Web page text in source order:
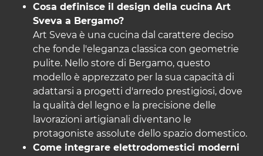
Cosa definisce il design della cucina Art
Sveva a Bergamo?
Art Sveva è una cucina dal carattere deciso
che fonde l'eleganza classica con geometrie
pulite. Nello store di Bergamo, questo
modello è apprezzato per la sua capacità di
adattarsi a progetti d'arredo prestigiosi, dove
la qualità del legno e la precisione delle
lavorazioni artigianali diventano le
protagoniste assolute dello spazio domestico.
Come integrare elettrodomestici moderni